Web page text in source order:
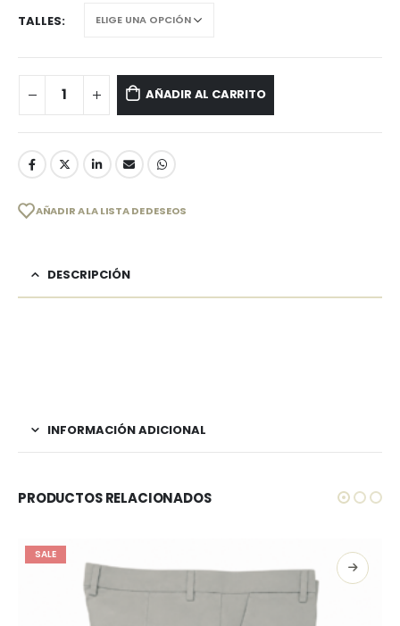
TALLES
AÑADIR AL CARRITO
AÑADIR A LA LISTA DE DESEOS
DESCRIPCIÓN
INFORMACIÓN ADICIONAL
PRODUCTOS RELACIONADOS
SALE